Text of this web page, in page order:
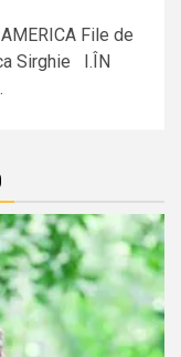
File de
Sirghie I.ÎN